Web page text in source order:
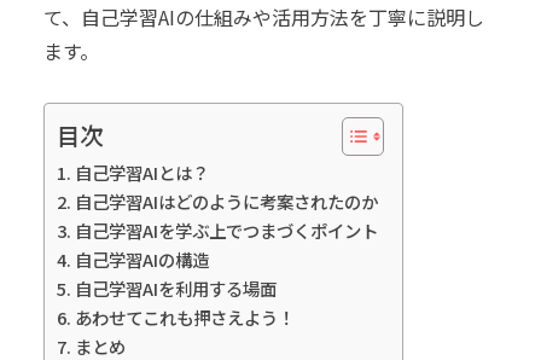
て、自己学習AIの仕組みや活用方法を丁寧に説明し
ます。
目次
自己学習AIとは？
自己学習AIはどのように考案されたのか
自己学習AIを学ぶ上でつまづくポイント
自己学習AIの構造
自己学習AIを利用する場面
あわせてこれも押さえよう！
まとめ